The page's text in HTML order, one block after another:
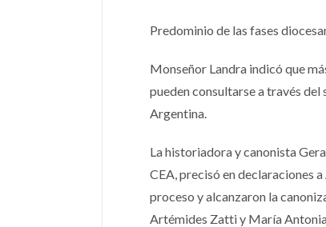
Predominio de las fases
Monseñor Landra indicó que
pueden consultarse a través del
Argentina.
La historiadora y canonista
CEA, precisó en declaraciones
proceso y alcanzaron la
Artémides Zatti y María